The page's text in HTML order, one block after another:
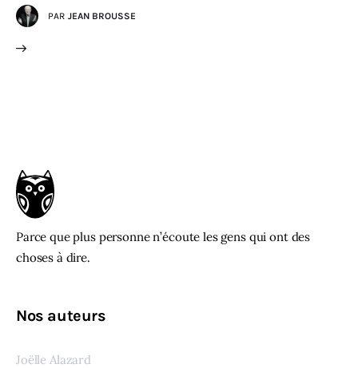
PAR JEAN BROUSSE
Parce que plus personne n’écoute les gens qui ont des
choses à dire.
Nos auteurs
Joëlle Alazard